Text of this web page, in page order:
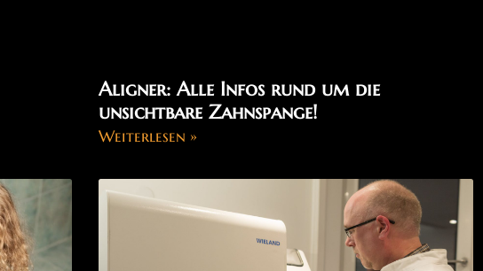
Aligner: Alle Infos rund um die
unsichtbare Zahnspange!
Weiterlesen »